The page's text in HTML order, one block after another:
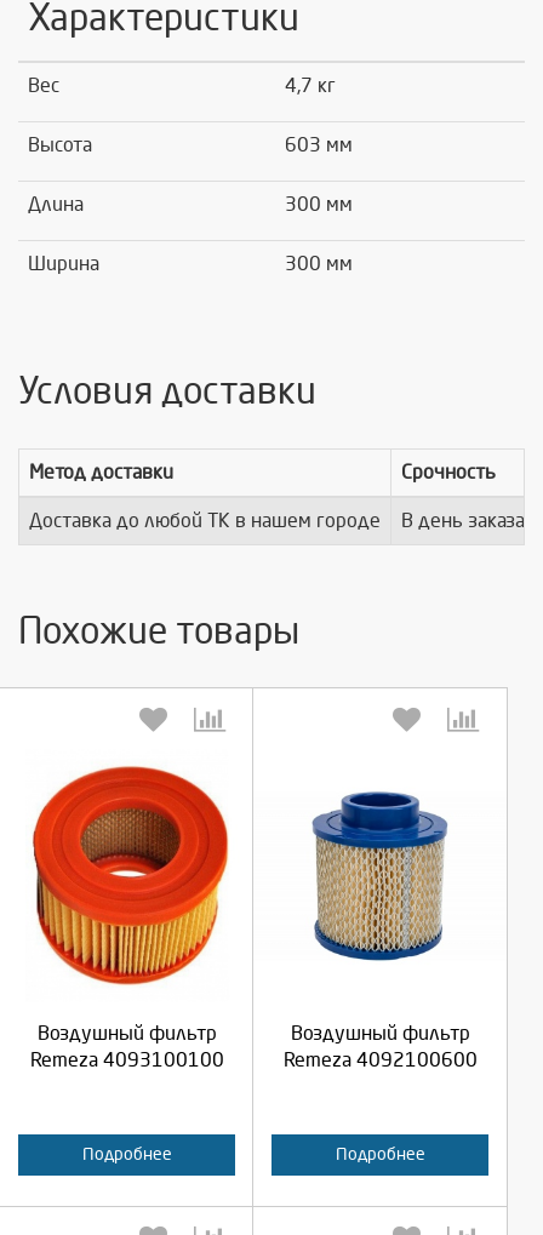
Характеристики
Вес 4,7 кг
Высота 603 мм
Длина 300 мм
Ширина 300 мм
Условия доставки
Метод доставки Срочность
Доставка до любой ТК в нашем городе В день заказа
Похожие товары
Воздушный фильтр
Remeza 4093100100
Подробнее
Выберите количество:
Отмена
Воздушный фильтр
Remeza 4092100600
Подробнее
Выберите количество:
Отмена